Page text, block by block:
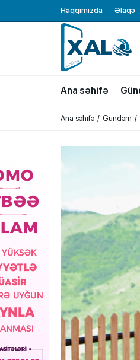
Haqqımızda Əlaqə
XALQ.ONLINE
ONLAYN PLATFORMA
Ana səhifə
Ana səhifə Gündəm